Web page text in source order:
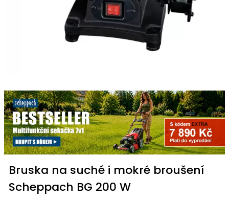
Bruska na suché i mokré broušení
Scheppach BG 200 W